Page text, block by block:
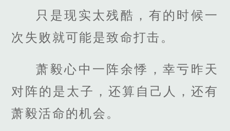
只是现实太残酷，有的时候一
次失败就可能是致命打击。
萧毅心中一阵余悸，幸亏昨天
对阵的是太子，还算自己人，还有
萧毅活命的机会。